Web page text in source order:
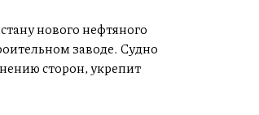
нового нефтяного
заводе. Судно
сторон, укрепит